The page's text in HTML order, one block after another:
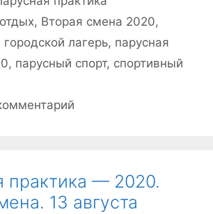
, Вторая смена 2020,
лагерь, парусная
, парусный спорт, спортивный
практика — 2020.
13 августа